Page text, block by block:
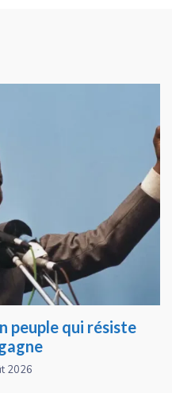
peuple qui résiste
2026